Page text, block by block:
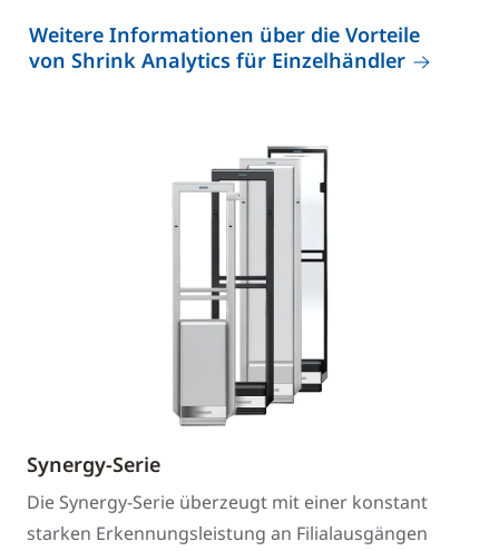
Weitere Informationen über die Vorteile
von Shrink Analytics für Einzelhändler
Synergy-Serie
Die Synergy-Serie überzeugt mit einer konstant
starken Erkennungsleistung an Filialausgängen